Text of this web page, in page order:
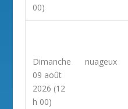
00)
Dimanche
09 août
2026 (12
h 00)
nuageux